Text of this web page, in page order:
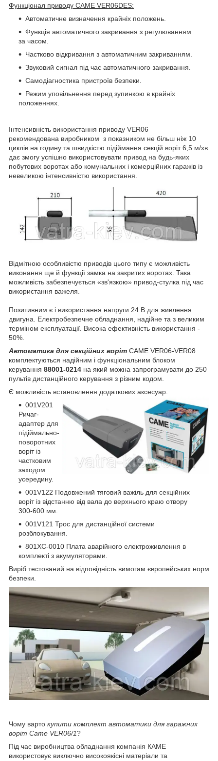
Функціонал приводу CAME VER06DES:
Автоматичне визначення крайніх положень.
Функція автоматичного закривання з регулюванням
за часом.
Частково відкривання з автоматичним закриванням.
Звуковий сигнал під час автоматичного закривання.
Самодіагностика пристроїв безпеки.
Режим уповільнення перед зупинкою в крайніх
положеннях.
Інтенсивність використання приводу VER06
рекомендована виробником з показником не більш ніж 10
циклів на годину та швидкістю підіймання секцій воріт 6,5 м/хв
дає змогу успішно використовувати привод на будь-яких
побутових воротах або комунальних і комерційних гаражів із
невеликою інтенсивністю використання.
Відмітною особливістю приводів цього типу є можливість
виконання ще й функції замка на закритих воротах. Така
можливість забезпечується «зв'язкою» привод-стулка під час
використання важеля.
Позитивним є і використання напруги 24 В для живлення
двигуна. Електробезпечне обладнання, надійне та з великим
терміном експлуатації. Висока ефективність використання -
50%.
Автоматика для секційних воріт CAME VER06-VER08
комплектуються надійним і функціональним блоком
керування 88001-0214 на який можна запрограмувати до 250
пультів дистанційного керування з різним кодом.
Є можливість встановлення додаткових аксесуар:
001V201
Ричаг-
адаптер для
підіймально-
поворотних
воріт із
частковим
заходом
усередину.
001V122 Подовжений тяговий важіль для секційних
воріт із відстанню від вала до верхнього краю отвору
300-600 мм.
001V121 Трос для дистанційної системи
розблокування.
801XC-0010 Плата аварійного електроживлення в
комплекті з акумуляторами.
Виріб тестований на відповідність вимогам європейських норм
безпеки.
Чому варто купити комплект автоматики для гаражних
воріт Came VER06/1?
Під час виробництва обладнання компанія КАМЕ
використовує виключно високоякісні матеріали та